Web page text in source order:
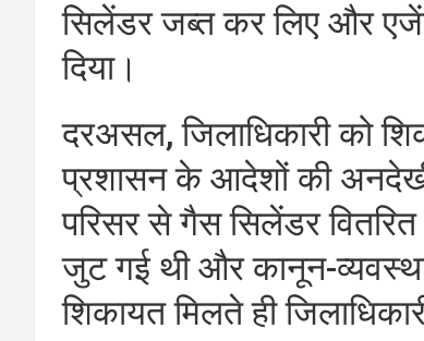
सिलेंडर जब्त कर लिए और
दिया।
दरअसल, जिलाधिकारी को
प्रशासन के आदेशों की
परिसर से गैस सिलेंडर
जुट गई थी और कानून-
शिकायत मिलते ही